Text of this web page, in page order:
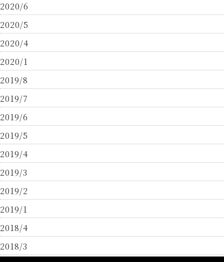
2020/6
2020/5
2020/4
2020/1
2019/8
2019/7
2019/6
2019/5
2019/4
2019/3
2019/2
2019/1
2018/4
2018/3